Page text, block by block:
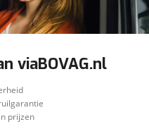
viaBOVAG.nl
prijzen